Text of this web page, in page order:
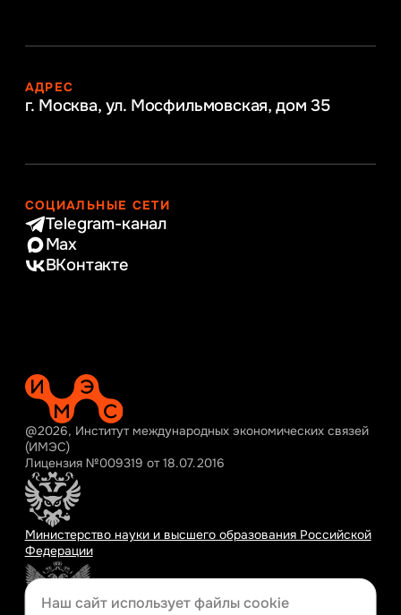
АДРЕС
г. Москва, ул. Мосфильмовская, дом 35
СОЦИАЛЬНЫЕ СЕТИ
Telegram-канал
Max
ВКонтакте
@2026, Институт международных экономических связей
(ИМЭС)
Лицензия №009319 от 18.07.2016
Министерство науки и высшего образования Российской
Федерации
Наш сайт использует файлы cookie